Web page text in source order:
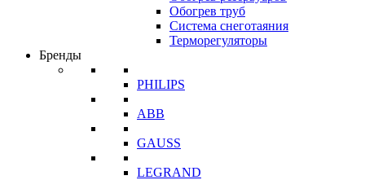
Обогрев труб
Система снеготаяния
Терморегуляторы
Бренды
PHILIPS
ABB
GAUSS
LEGRAND